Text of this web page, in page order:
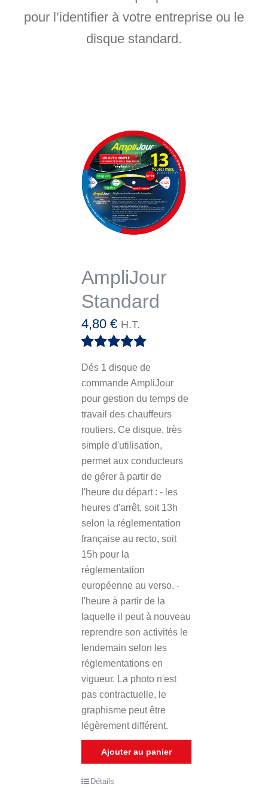
pour l’identifier à votre entreprise ou le
disque standard.
AmpliJour
Standard
Note 5.00
sur
5
4,80 € H.T.
Dés 1 disque de
commande AmpliJour
pour gestion du temps de
travail des chauffeurs
routiers. Ce disque, très
simple d'utilisation,
permet aux conducteurs
de gérer à partir de
l'heure du départ : - les
heures d'arrêt, soit 13h
selon la réglementation
française au recto, soit
15h pour la
réglementation
européenne au verso. -
l'heure à partir de la
laquelle il peut à nouveau
reprendre son activités le
lendemain selon les
réglementations en
vigueur. La photo n'est
pas contractuelle, le
graphisme peut être
légèrement différent.
Ajouter au panier
Détails